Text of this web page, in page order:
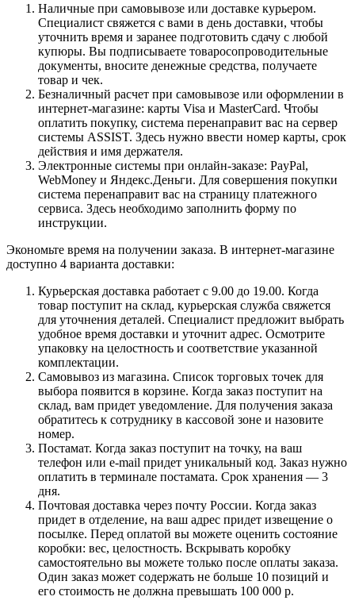
Наличные при самовывозе или доставке курьером.
Специалист свяжется с вами в день доставки, чтобы
уточнить время и заранее подготовить сдачу с любой
купюры. Вы подписываете товаросопроводительные
документы, вносите денежные средства, получаете
товар и чек.
Безналичный расчет при самовывозе или оформлении в
интернет-магазине: карты Visa и MasterCard. Чтобы
оплатить покупку, система перенаправит вас на сервер
системы ASSIST. Здесь нужно ввести номер карты, срок
действия и имя держателя.
Электронные системы при онлайн-заказе: PayPal,
WebMoney и Яндекс.Деньги. Для совершения покупки
система перенаправит вас на страницу платежного
сервиса. Здесь необходимо заполнить форму по
инструкции.
Экономьте время на получении заказа. В интернет-магазине
доступно 4 варианта доставки:
Курьерская доставка работает с 9.00 до 19.00. Когда
товар поступит на склад, курьерская служба свяжется
для уточнения деталей. Специалист предложит выбрать
удобное время доставки и уточнит адрес. Осмотрите
упаковку на целостность и соответствие указанной
комплектации.
Самовывоз из магазина. Список торговых точек для
выбора появится в корзине. Когда заказ поступит на
склад, вам придет уведомление. Для получения заказа
обратитесь к сотруднику в кассовой зоне и назовите
номер.
Постамат. Когда заказ поступит на точку, на ваш
телефон или e-mail придет уникальный код. Заказ нужно
оплатить в терминале постамата. Срок хранения — 3
дня.
Почтовая доставка через почту России. Когда заказ
придет в отделение, на ваш адрес придет извещение о
посылке. Перед оплатой вы можете оценить состояние
коробки: вес, целостность. Вскрывать коробку
самостоятельно вы можете только после оплаты заказа.
Один заказ может содержать не больше 10 позиций и
его стоимость не должна превышать 100 000 р.